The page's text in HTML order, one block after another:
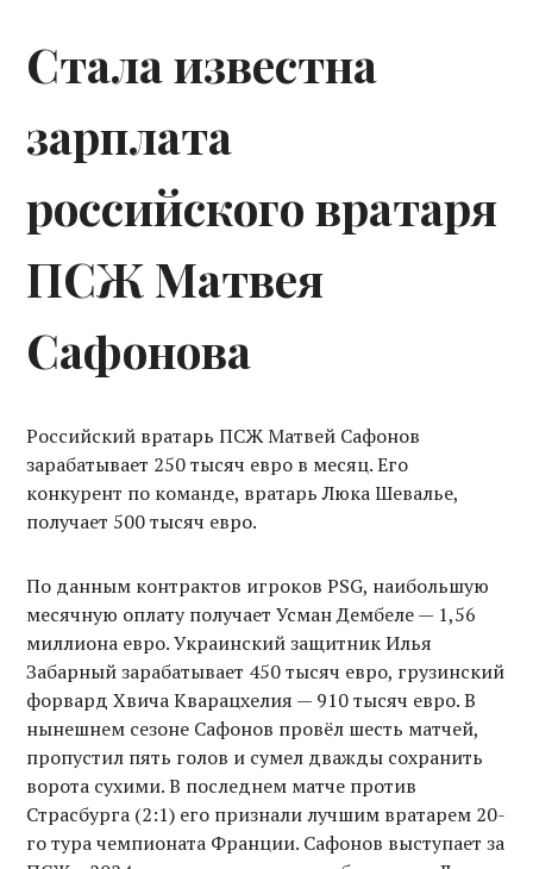
Стала известна
зарплата
российского вратаря
ПСЖ Матвея
Сафонова
Российский вратарь ПСЖ Матвей Сафонов
зарабатывает 250 тысяч евро в месяц. Его
конкурент по команде, вратарь Люка Шевалье,
получает 500 тысяч евро.
По данным контрактов игроков PSG, наибольшую
месячную оплату получает Усман Дембеле — 1,56
миллиона евро. Украинский защитник Илья
Забарный зарабатывает 450 тысяч евро, грузинский
форвард Хвича Кварацхелия — 910 тысяч евро. В
нынешнем сезоне Сафонов провёл шесть матчей,
пропустил пять голов и сумел дважды сохранить
ворота сухими. В последнем матче против
Страсбурга (2:1) его признали лучшим вратарем 20-
го тура чемпионата Франции. Сафонов выступает за